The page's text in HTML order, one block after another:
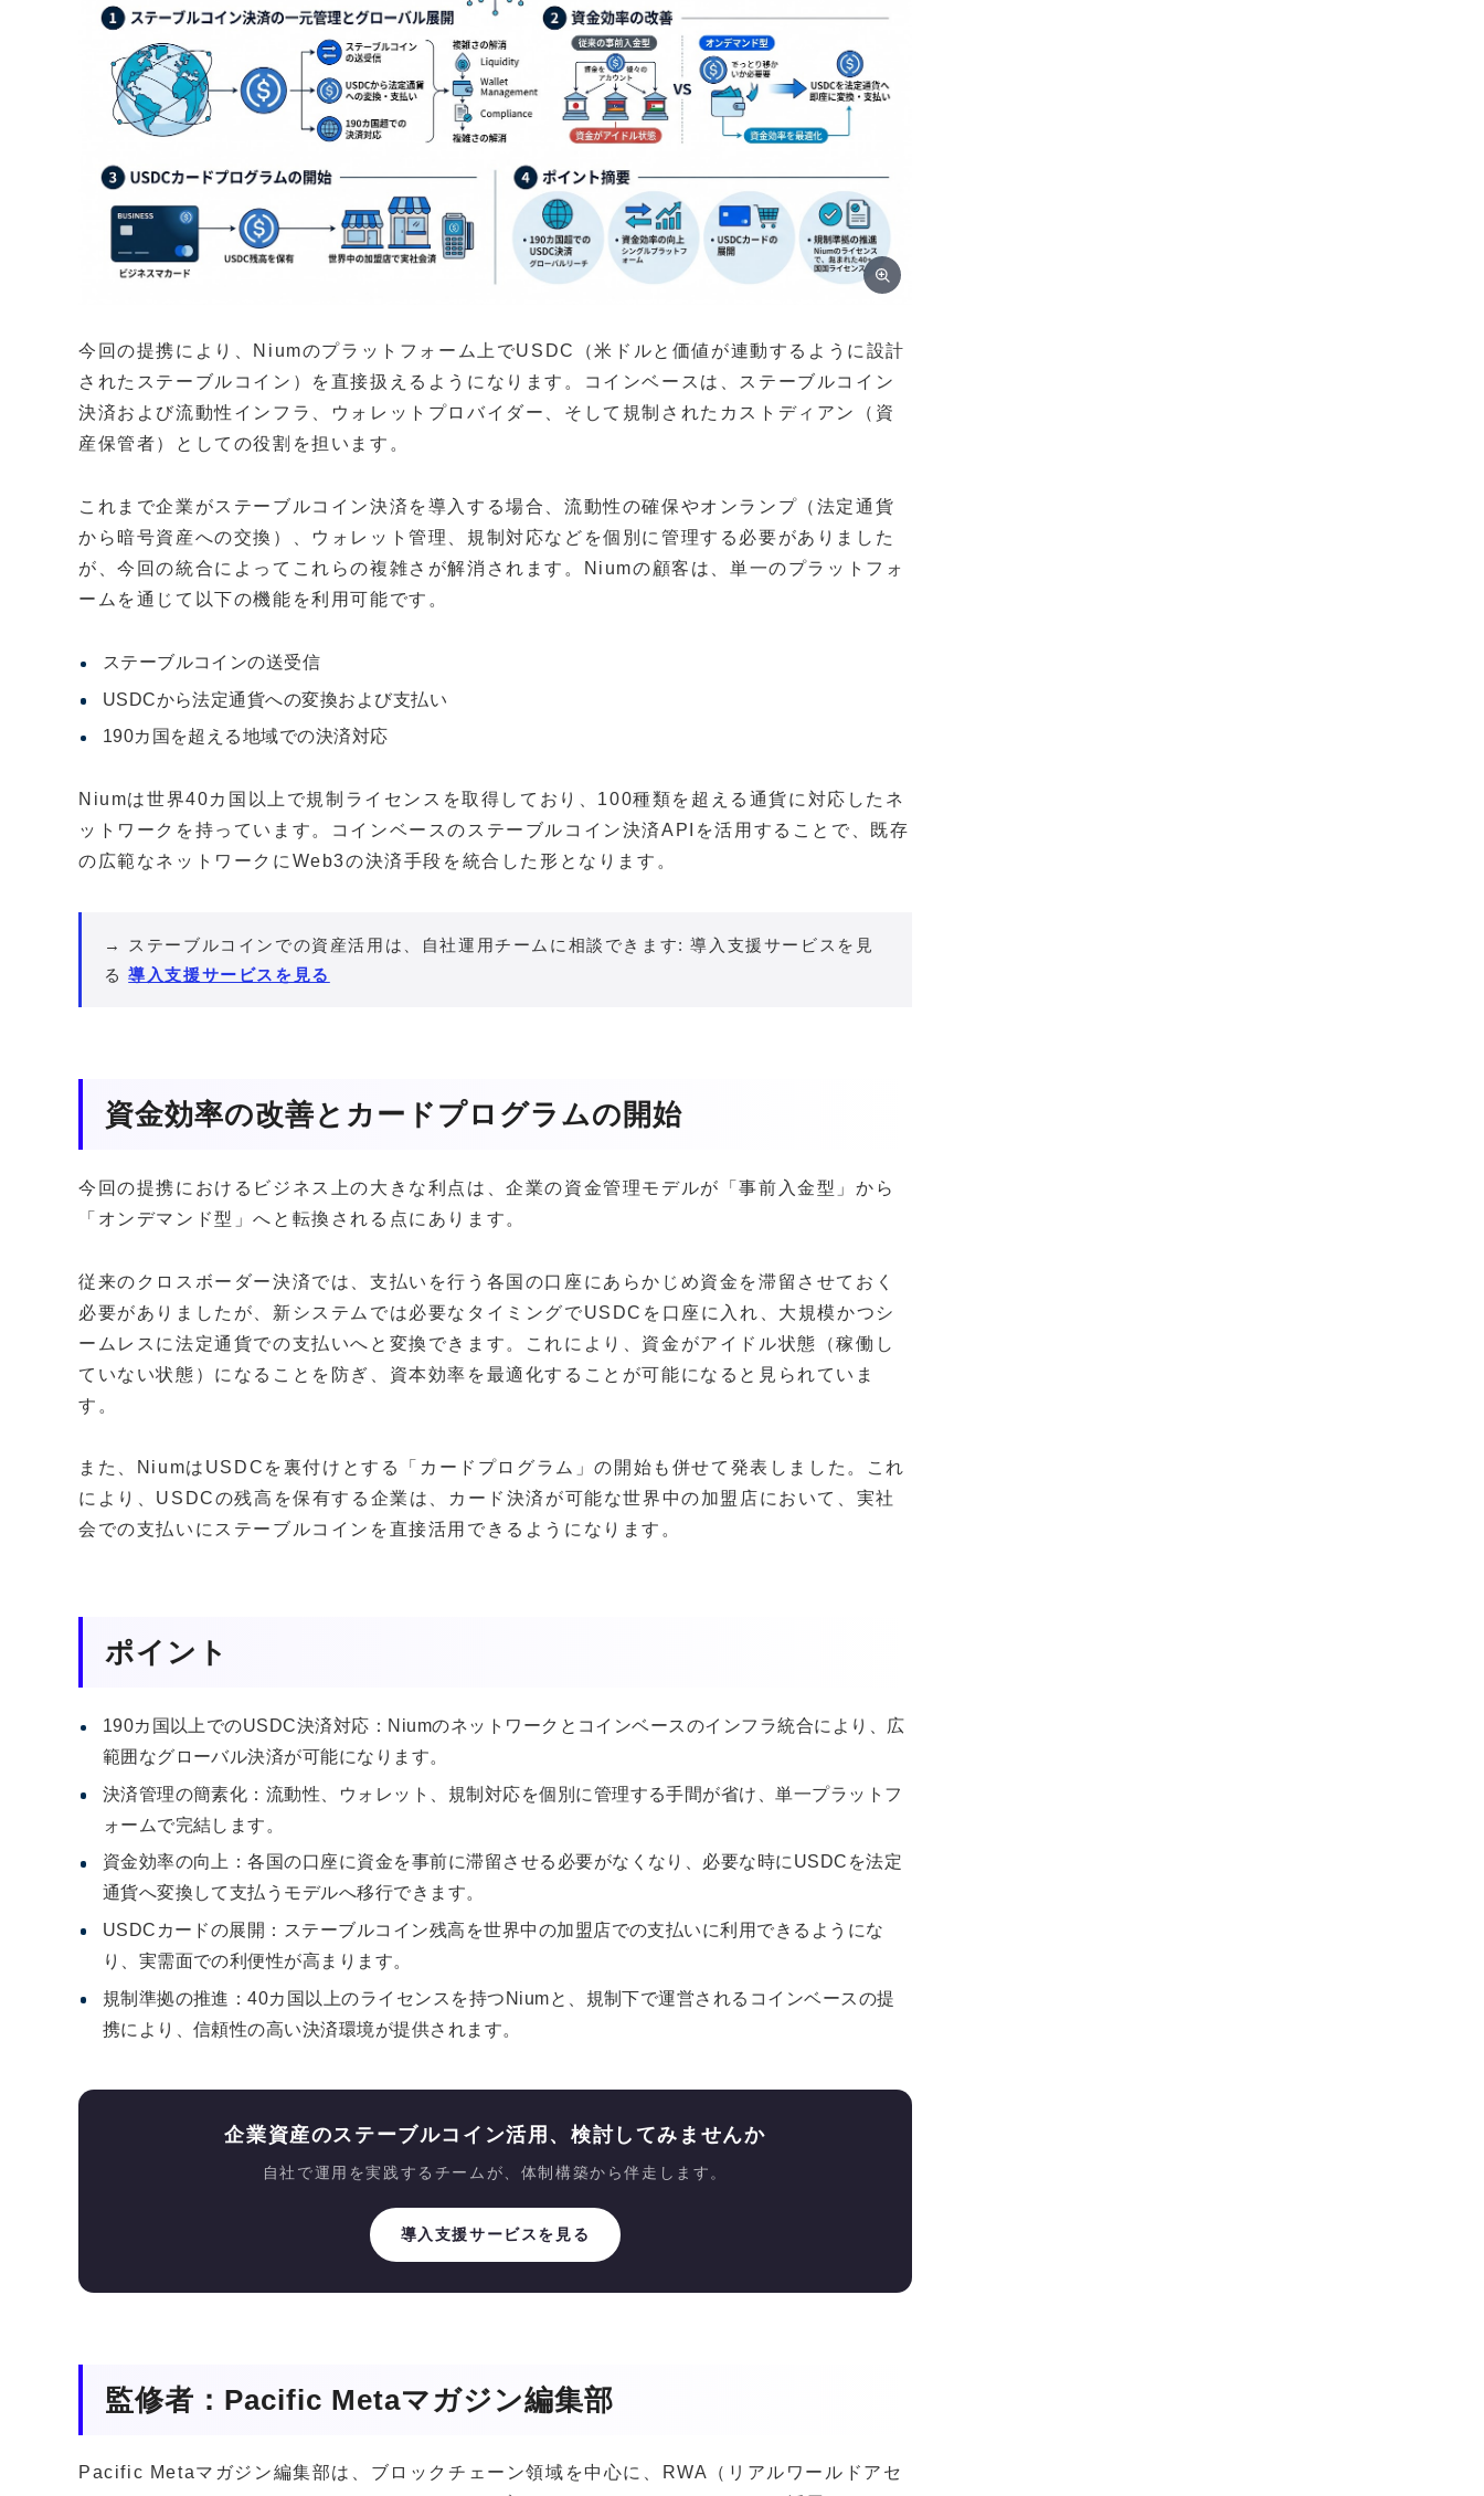
今回の提携により、Niumのプラットフォーム上でUSDC（米ドルと価値が連動するように設計
されたステーブルコイン）を直接扱えるようになります。コインベースは、ステーブルコイン
決済および流動性インフラ、ウォレットプロバイダー、そして規制されたカストディアン（資
産保管者）としての役割を担います。
これまで企業がステーブルコイン決済を導入する場合、流動性の確保やオンランプ（法定通貨
から暗号資産への交換）、ウォレット管理、規制対応などを個別に管理する必要がありました
が、今回の統合によってこれらの複雑さが解消されます。Niumの顧客は、単一のプラットフォ
ームを通じて以下の機能を利用可能です。
ステーブルコインの送受信
USDCから法定通貨への変換および支払い
190カ国を超える地域での決済対応
Niumは世界40カ国以上で規制ライセンスを取得しており、100種類を超える通貨に対応したネ
ットワークを持っています。コインベースのステーブルコイン決済APIを活用することで、既存
の広範なネットワークにWeb3の決済手段を統合した形となります。
→ ステーブルコインでの資産活用は、自社運用チームに相談できます: 導入支援サービスを見
る導入支援サービスを見る
資金効率の改善とカードプログラムの開始
今回の提携におけるビジネス上の大きな利点は、企業の資金管理モデルが「事前入金型」から
「オンデマンド型」へと転換される点にあります。
従来のクロスボーダー決済では、支払いを行う各国の口座にあらかじめ資金を滞留させておく
必要がありましたが、新システムでは必要なタイミングでUSDCを口座に入れ、大規模かつシ
ームレスに法定通貨での支払いへと変換できます。これにより、資金がアイドル状態（稼働し
ていない状態）になることを防ぎ、資本効率を最適化することが可能になると見られていま
す。
また、NiumはUSDCを裏付けとする「カードプログラム」の開始も併せて発表しました。これ
により、USDCの残高を保有する企業は、カード決済が可能な世界中の加盟店において、実社
会での支払いにステーブルコインを直接活用できるようになります。
ポイント
190カ国以上でのUSDC決済対応：Niumのネットワークとコインベースのインフラ統合により、広
範囲なグローバル決済が可能になります。
決済管理の簡素化：流動性、ウォレット、規制対応を個別に管理する手間が省け、単一プラットフ
ォームで完結します。
資金効率の向上：各国の口座に資金を事前に滞留させる必要がなくなり、必要な時にUSDCを法定
通貨へ変換して支払うモデルへ移行できます。
USDCカードの展開：ステーブルコイン残高を世界中の加盟店での支払いに利用できるようにな
り、実需面での利便性が高まります。
規制準拠の推進：40カ国以上のライセンスを持つNiumと、規制下で運営されるコインベースの提
携により、信頼性の高い決済環境が提供されます。
企業資産のステーブルコイン活用、検討してみませんか
自社で運用を実践するチームが、体制構築から伴走します。
導入支援サービスを見る
監修者：Pacific Metaマガジン編集部
Pacific Metaマガジン編集部は、ブロックチェーン領域を中心に、RWA（リアルワールドアセ